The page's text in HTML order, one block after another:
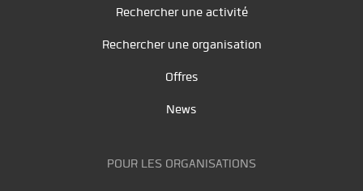
Rechercher une activité
Rechercher une organisation
Offres
News
POUR LES ORGANISATIONS